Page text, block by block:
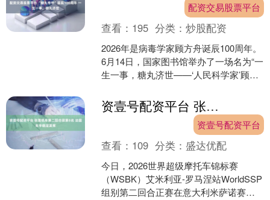
配资交易股票平台
查看： 195 分类：炒股配资
2026年是病毒学家顾方舟诞辰100周年。
6月14日，国家图书馆举办了一场名为“一
生一事，糖丸济世——‘人民科学家’顾方
顾方....
资壹号配资平台 张雪机车第二回合获第8名 法国车手稳定发挥
资壹号配资平台
查看： 109 分类： 盛达优配
今日，2026世界超级摩托车锦标赛
（WSBK）艾米利亚-罗马涅站WorldSSP
组别第二回合正赛在意大利米萨诺赛道